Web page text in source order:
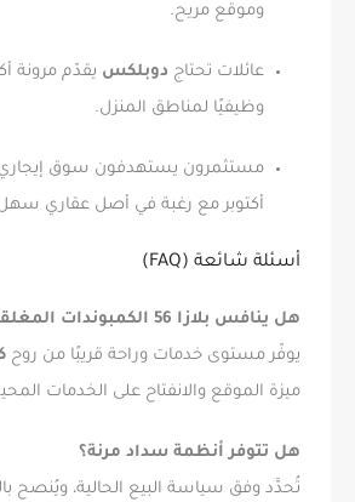
وموقع مريح.
عائلات تحتاج دوبلكس يقدّم مرونة
وظيفيًا لمناطق المنزل.
أكتوبر مع رغبة في أصل عقاري سهل
أسئلة شائعة (FAQ)
هل ينافس بلازا 56 الكمبوندات المغلقة؟
يوفّر مستوى خدمات وراحة قريبًا من روح
ميزة الموقع والانفتاح على الخدمات
هل تتوفر أنظمة سداد مرنة؟
تُحدَّد وفق سياسة البيع الحالية، ويُنصح